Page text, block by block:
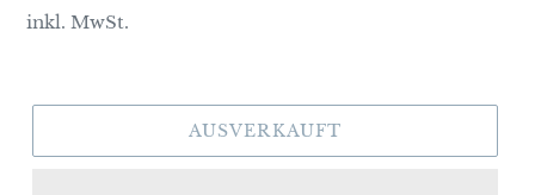
Preis
inkl. MwSt.
AUSVERKAUFT